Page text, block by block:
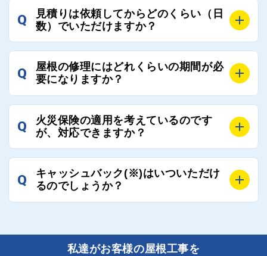
優良業者のみをご紹介できる体制により、お客様の安
心と信頼を維持しております。
屋根コネクトにお任せください。屋根コネクトでは、
工事業者へのお断りも無料で代行しております。
れる必要はございませんので、いつでもお気軽にご相
談ください。
Q
見積りは依頼してからどのくらい（日
数）でいただけますか？
工事業者にもよりますが、おおよそ現地調査後3日～1
週間前後にはお届けできます。
ご連絡いただき、屋根コネクトから直ちに紹介の工事
業者へ状況確認の連絡をし、即時対応するよう指示を
いたしますので、お気軽にお申し付けください。
Q
屋根の修理にはどれくらいの期間が必
要になりますか？
工事業者の状況や屋根の状態、工事の内容、天候によ
って工事期間は変わりますが、目安としては、おおよ
また、急ぎの場合などは屋根コネクトとしても全面的
にご協力いたしますので、ご相談ください。可能な限
り期間を短縮できる状況の工事業者を選定させていた
だきます。
Q
火災保険の適用を考えているのです
が、対応できますか？
風災補償を適用される場合は、専門家による視察と必
Q
キャッシュバック(※)はいついただけ
るのでしょうか？
了しましたら、キャッシュバック(※)申込みフォーム
に各項目を入力いただいた上で送信してください。
私達がお客様の屋根工事を